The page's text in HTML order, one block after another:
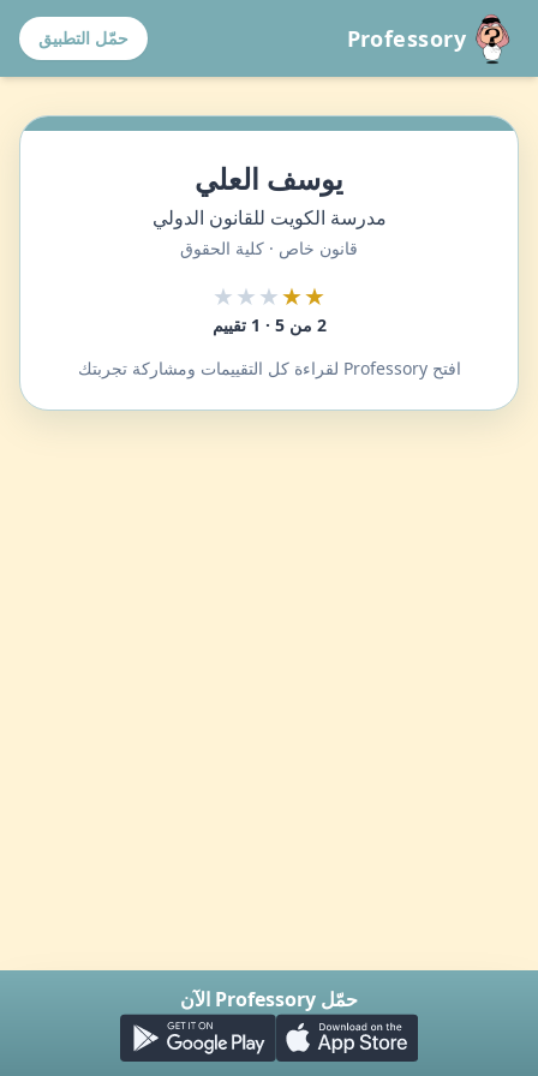
Professory حمّل التطبيق
يوسف العلي
مدرسة الكويت للقانون الدولي
قانون خاص · كلية الحقوق
★★
★★★
2 من 5 · 1 تقييم
افتح Professory لقراءة كل التقييمات ومشاركة تجربتك
حمّل Professory الآن